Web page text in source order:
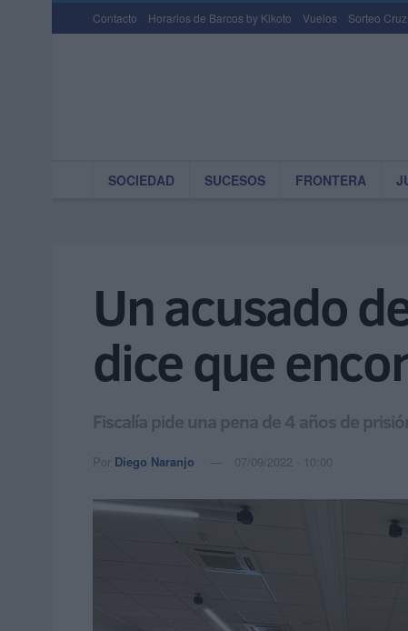
Contacto Horarios de Barcos by Kikoto Vuelos Sorteo
SOCIEDAD SUCESOS FRONTERA
Un acusado
dice que
Fiscalía pide una pena de 4 años de
Por Diego Naranjo 07/09/2022 - 10:00